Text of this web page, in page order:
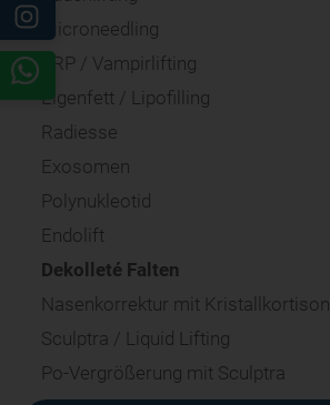
Microneedling
PRP / Vampirlifting
Eigenfett / Lipofilling
Radiesse
Exosomen
Polynukleotid
Endolift
Dekolleté Falten
Nasenkorrektur mit Kristallkortison
Sculptra / Liquid Lifting
Po-Vergrößerung mit Sculptra